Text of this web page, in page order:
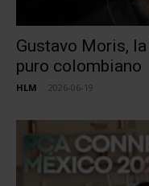
Gustavo Moris,
puro colombiano
HLM 2026-06-19